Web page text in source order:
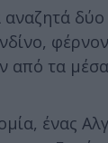
αναζητά δύο
τα μέσα
ένας